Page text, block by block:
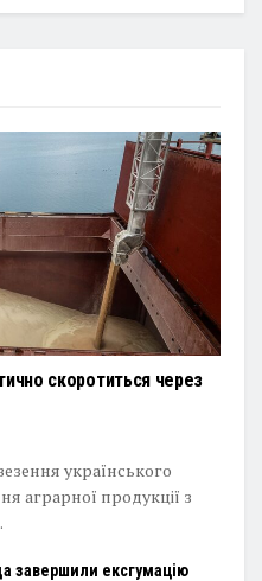
скоротиться через
українського
аграрної продукції з
завершили ексгумацію